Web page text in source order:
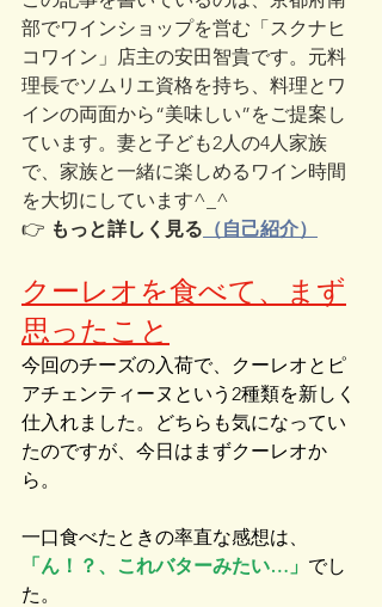
部でワインショップを営む「スクナヒ
コワイン」店主の安田智貴です。元料
理長でソムリエ資格を持ち、料理とワ
インの両面から“美味しい”をご提案し
ています。妻と子ども2人の4人家族
で、家族と一緒に楽しめるワイン時間
を大切にしています^_^
👉 もっと詳しく見る （自己紹介）
クーレオを食べて、まず
思ったこと
今回のチーズの入荷で、クーレオとピ
アチェンティーヌという2種類を新しく
仕入れました。どちらも気になってい
たのですが、今日はまずクーレオか
ら。
一口食べたときの率直な感想は、
「ん！？、これバターみたい…」 でし
た。